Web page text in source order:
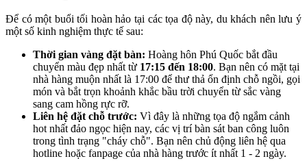
Để có một buổi tối hoàn hảo tại các tọa độ này, du khách nên lưu ý
một số kinh nghiệm thực tế sau:
Thời gian vàng đặt bàn: Hoàng hôn Phú Quốc bắt đầu
chuyển màu đẹp nhất từ 17:15 đến 18:00. Bạn nên có mặt tại
nhà hàng muộn nhất là 17:00 để thư thả ổn định chỗ ngồi, gọi
món và bắt trọn khoảnh khắc bầu trời chuyển từ sắc vàng
sang cam hồng rực rỡ.
Liên hệ đặt chỗ trước: Vì đây là những tọa độ ngắm cảnh
hot nhất đảo ngọc hiện nay, các vị trí bàn sát ban công luôn
trong tình trạng "cháy chỗ". Bạn nên chủ động liên hệ qua
hotline hoặc fanpage của nhà hàng trước ít nhất 1 - 2 ngày.